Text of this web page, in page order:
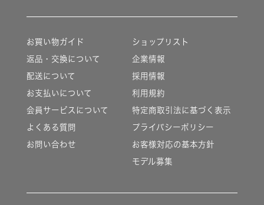
お買い物ガイド
返品・交換について
配送について
お支払いについて
会員サービスについて
よくある質問
お問い合わせ
ショップリスト
企業情報
採用情報
利用規約
特定商取引法に基づく表示
プライバシーポリシー
お客様対応の基本方針
モデル募集